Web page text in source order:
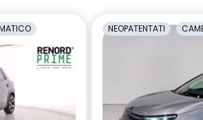
laterali regolabili
Selleria in tessuto blu e nero
di controllo della
pneumatici indiretto
NEOPATENTATI